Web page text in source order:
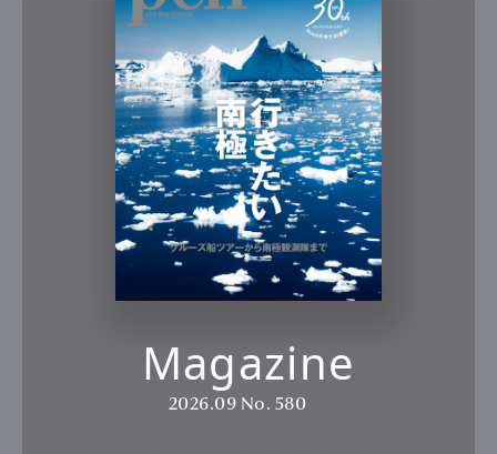
Magazine
2026.09 No. 580